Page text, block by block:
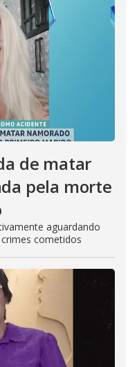
de matar
pela morte
aguardando
cometidos